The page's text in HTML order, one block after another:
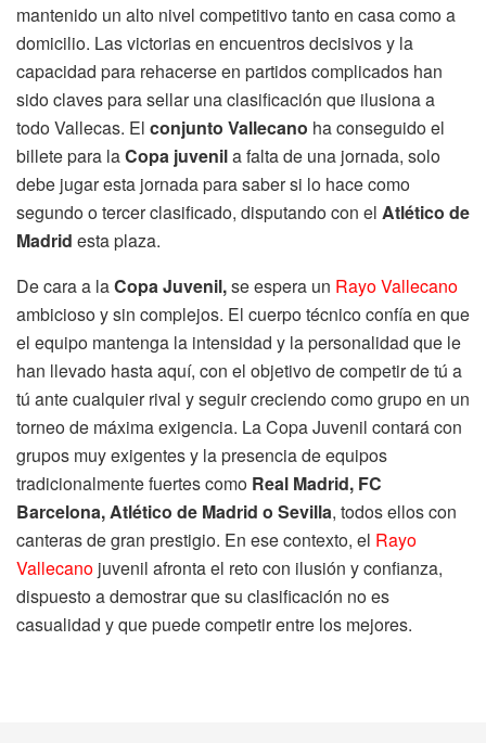
mantenido un alto nivel competitivo tanto en casa como a
domicilio. Las victorias en encuentros decisivos y la
capacidad para rehacerse en partidos complicados han
sido claves para sellar una clasificación que ilusiona a
todo Vallecas. El conjunto Vallecano ha conseguido el
billete para laCopa juvenila falta de una jornada, solo
debe jugar esta jornada para saber si lo hace como
segundo o tercer clasificado, disputando con el Atlético de
Madrid esta plaza.
De cara a laCopa Juvenil,se espera un Rayo Vallecano
ambicioso y sin complejos. El cuerpo técnico confía en que
el equipo mantenga la intensidad y la personalidad que le
han llevado hasta aquí, con el objetivo de competir de tú a
tú ante cualquier rival y seguir creciendo como grupo en un
torneo de máxima exigencia. La Copa Juvenil contará con
grupos muy exigentes y la presencia de equipos
tradicionalmente fuertes como Real Madrid, FC
Barcelona, Atlético de Madrid o Sevilla, todos ellos con
canteras de gran prestigio. En ese contexto, el Rayo
Vallecano juvenil afronta el reto con ilusión y confianza,
dispuesto a demostrar que su clasificación no es
casualidad y que puede competir entre los mejores.